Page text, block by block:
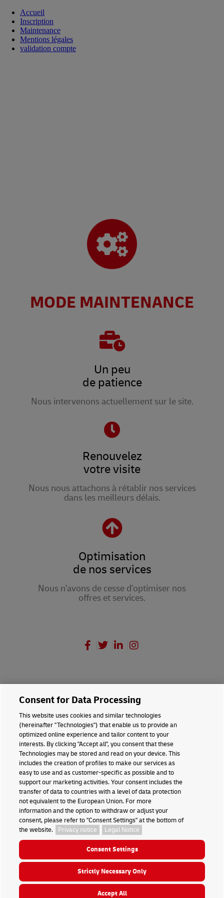
Accueil
Inscription
Maintenance
Mentions légales
validation compte
MODE MAINTENANCE
Un peu
de patience
Nous intervenons actuellement sur le site.
Renouvelez
votre visite
Nous nous attachons à rétablir nos services
dans les meilleurs délais.
Optimisation
de nos services
Nous n'avons de cesse d'optimiser nos
offres et services.
Avec notre offre GoGreen Plus,
réduisez les émissions CO₂ de vos
expéditions. Rendez vos chaînes
d’approvisionnement plus durables,
renforcez votre réputation
environnementale et réduisez votre
empreinte Scope 3.
Notre Service Client est en
Consent for Data Processing
This website uses cookies and similar technologies
(hereinafter "Technologies") that enable us to provide an
optimized online experience and tailor content to your
interests. By clicking "Accept all", you consent that these
Technologies may be stored and read on your device. This
includes the creation of profiles to make our services as
easy to use and as customer-specific as possible and to
support our marketing activities. Your consent includes the
transfer of data to countries with a level of data protection
not equivalent to the European Union. For more
information and the option to withdraw or adjust your
consent, please refer to "Consent Settings" at the bottom of
the website.
Privacy notice Legal Notice
Consent Settings
Strictly Necessary Only
Accept All